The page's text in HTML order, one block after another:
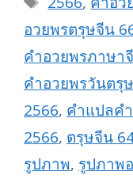
อวยพรตรุษจีน
คำอวยพรภาษา
คำอวยพรวันตรุ
2566, คำแปลค
2566, ตรุษจีน
รูปภาพ, รูปภาพ